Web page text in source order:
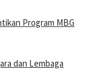
Program MBG
dan Lembaga